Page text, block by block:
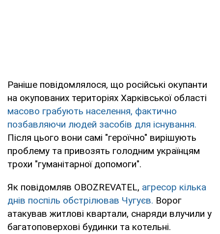
Раніше повідомлялося, що російські окупанти
на окупованих територіях Харківської області
масово грабують населення, фактично
позбавляючи людей засобів для існування.
Після цього вони самі "героїчно" вирішують
проблему та привозять голодним українцям
трохи "гуманітарної допомоги".
Як повідомляв OBOZREVATEL, агресор кілька
днів поспіль обстрілював Чугуєв. Ворог
атакував житлові квартали, снаряди влучили у
багатоповерхові будинки та котельні.